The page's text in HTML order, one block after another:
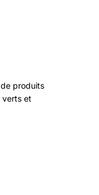
produits
verts et